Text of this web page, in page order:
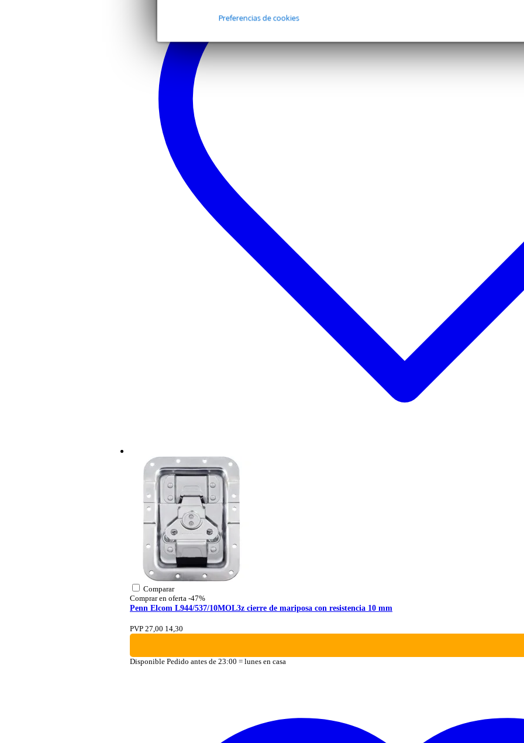
Preferencias de cookies
Comparar
Comprar en oferta -47%
Penn Elcom L944/537/10MOL3z cierre de mariposa con resistencia 10 mm
PVP 27,00 14,30
Disponible Pedido antes de 23:00 = lunes en casa